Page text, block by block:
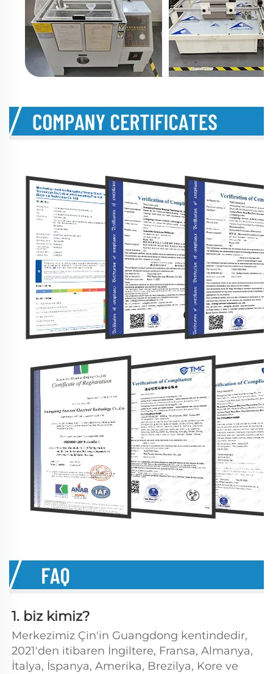
1. biz kimiz?
Merkezimiz Çin'in Guangdong kentindedir,
2021'den itibaren İngiltere, Fransa, Almanya,
İtalya, İspanya, Amerika, Brezilya, Kore ve